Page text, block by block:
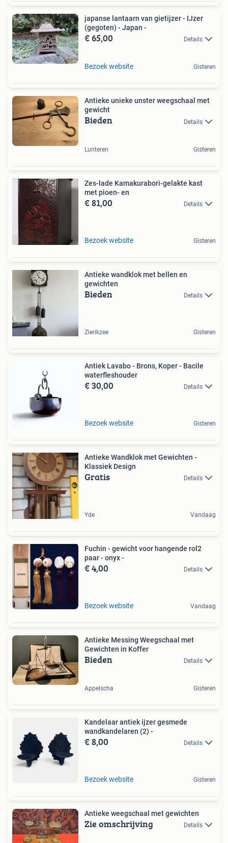
japanse lantaarn van gietijzer - IJzer
(gegoten) - Japan -
€ 65,00 Details
Bezoek website Gisteren
Antieke unieke unster weegschaal met
gewicht
Bieden Details
Lunteren Gisteren
Zes-lade Kamakurabori-gelakte kast
met pioen- en
€ 81,00 Details
Bezoek website Gisteren
Antieke wandklok met bellen en
gewichten
Bieden Details
Zierikzee Gisteren
Antiek Lavabo - Brons, Koper - Bacile
waterfleshouder
€ 30,00 Details
Bezoek website Gisteren
Antieke Wandklok met Gewichten -
Klassiek Design
Gratis Details
Yde Vandaag
Fuchin - gewicht voor hangende rol2
paar - onyx -
€ 4,00 Details
Bezoek website Vandaag
Antieke Messing Weegschaal met
Gewichten in Koffer
Bieden Details
Appelscha Gisteren
Kandelaar antiek ijzer gesmede
wandkandelaren (2) -
€ 8,00 Details
Bezoek website Gisteren
Antieke weegschaal met gewichten
Zie omschrijving Details